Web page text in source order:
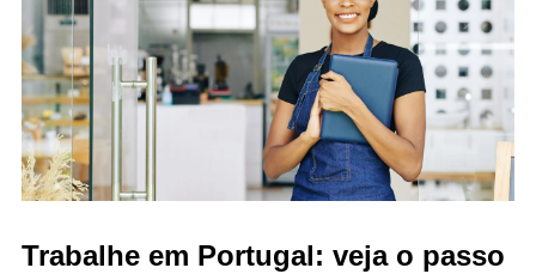
Trabalhe em Portugal: veja o passo